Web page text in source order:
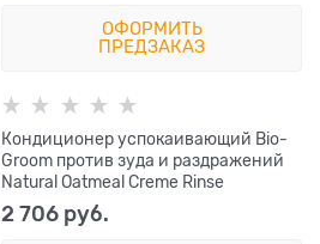
ОФОРМИТЬ
ПРЕДЗАКАЗ
Кондиционер успокаивающий Bio-
Groom против зуда и раздражений
Natural Oatmeal Creme Rinse
2 706 руб.